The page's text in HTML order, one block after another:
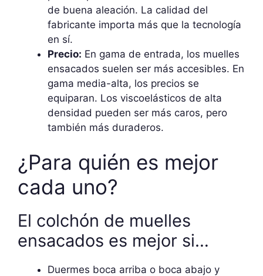
de buena aleación. La calidad del
fabricante importa más que la tecnología
en sí.
Precio: En gama de entrada, los muelles
ensacados suelen ser más accesibles. En
gama media-alta, los precios se
equiparan. Los viscoelásticos de alta
densidad pueden ser más caros, pero
también más duraderos.
¿Para quién es mejor
cada uno?
El colchón de muelles
ensacados es mejor si…
Duermes boca arriba o boca abajo y